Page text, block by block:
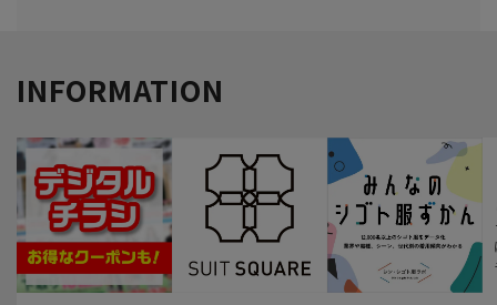
INFORMATION